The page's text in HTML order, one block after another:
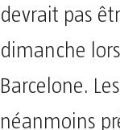
devrait pas
dimanche
Barcelone.
néanmoins